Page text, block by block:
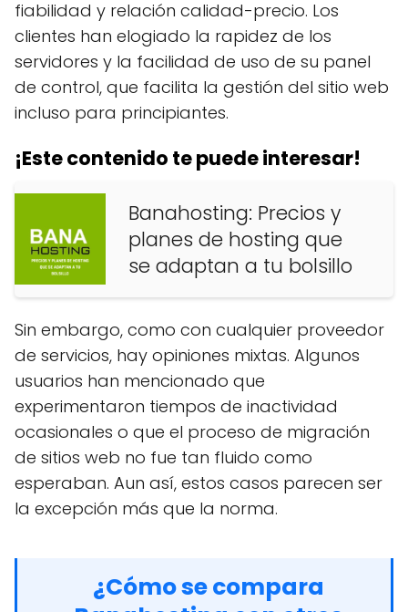
fiabilidad y relación calidad-precio. Los
clientes han elogiado la rapidez de los
servidores y la facilidad de uso de su panel
de control, que facilita la gestión del sitio web
incluso para principiantes.
¡Este contenido te puede interesar!
Banahosting: Precios y
planes de hosting que
se adaptan a tu bolsillo
Sin embargo, como con cualquier proveedor
de servicios, hay opiniones mixtas. Algunos
usuarios han mencionado que
experimentaron tiempos de inactividad
ocasionales o que el proceso de migración
de sitios web no fue tan fluido como
esperaban. Aun así, estos casos parecen ser
la excepción más que la norma.
¿Cómo se compara